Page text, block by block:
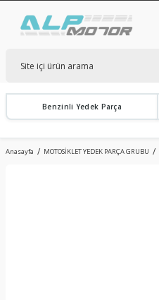
Benzinli Yedek Parça
Anasayfa MOTOSİKLET YEDEK PARÇA GRUBU